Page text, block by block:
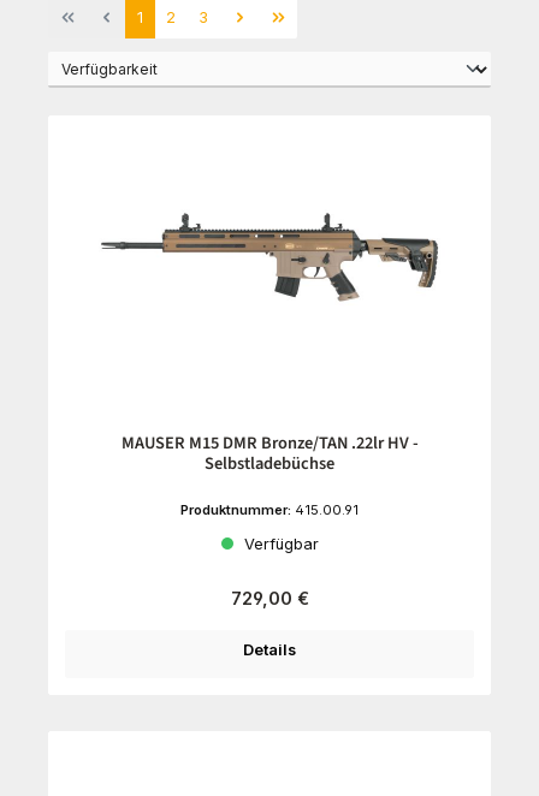
Seite
1 Seite
2 Seite
3
MAUSER M15 DMR Bronze/TAN .22lr HV -
Selbstladebüchse
Produktnummer: 415.00.91
Verfügbar
Regulärer Preis:
729,00 €
Details